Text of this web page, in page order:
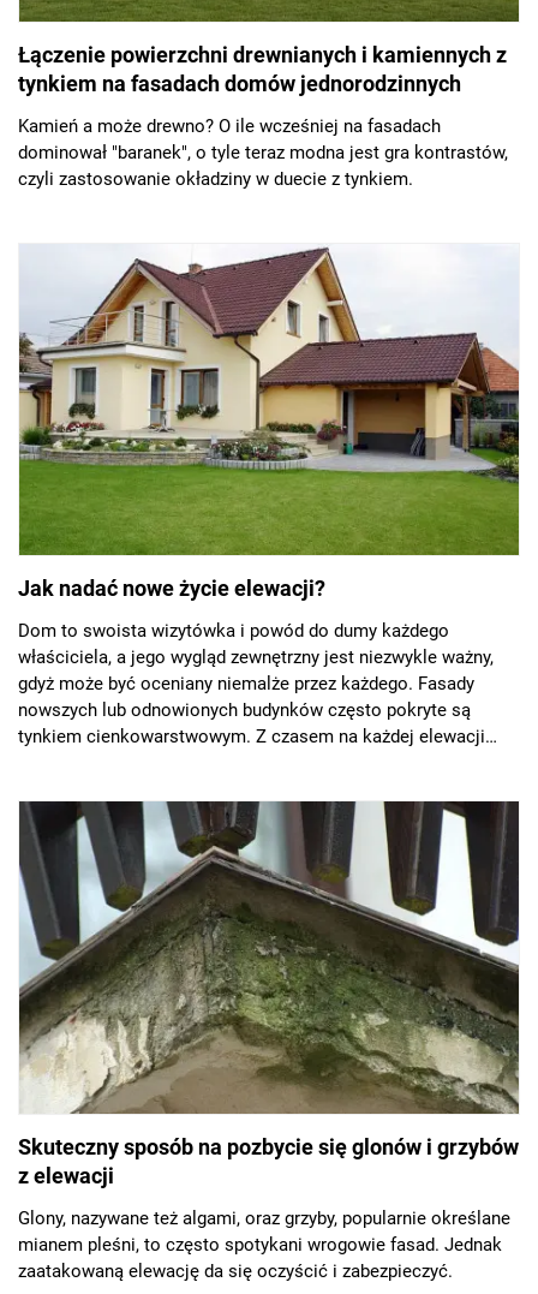
Łączenie powierzchni drewnianych i kamiennych z
tynkiem na fasadach domów jednorodzinnych
Kamień a może drewno? O ile wcześniej na fasadach
dominował "baranek", o tyle teraz modna jest gra kontrastów,
czyli zastosowanie okładziny w duecie z tynkiem.
Jak nadać nowe życie elewacji?
Dom to swoista wizytówka i powód do dumy każdego
właściciela, a jego wygląd zewnętrzny jest niezwykle ważny,
gdyż może być oceniany niemalże przez każdego. Fasady
nowszych lub odnowionych budynków często pokryte są
tynkiem cienkowarstwowym. Z czasem na każdej elewacji
sprawia, że obiekt znów może wyglądać jak nowy.
Skuteczny sposób na pozbycie się glonów i grzybów
z elewacji
Glony, nazywane też algami, oraz grzyby, popularnie określane
mianem pleśni, to często spotykani wrogowie fasad. Jednak
zaatakowaną elewację da się oczyścić i zabezpieczyć.